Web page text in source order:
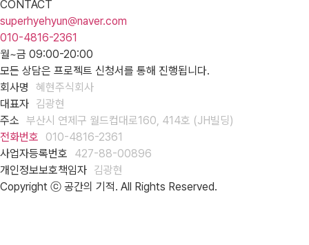
CONTACT
superhyehyun@naver.com
010-4816-2361
월~금 09:00-20:00
모든 상담은 프로젝트 신청서를 통해 진행됩니다.
회사명
혜현주식회사
대표자 김광현
주소 부산시 연제구 월드컵대로160, 414호 (JH빌딩)
전화번호
010-4816-2361
사업자등록번호
427-88-00896
개인정보보호책임자 김광현
Copyright ⓒ 공간의 기적. All Rights Reserved.